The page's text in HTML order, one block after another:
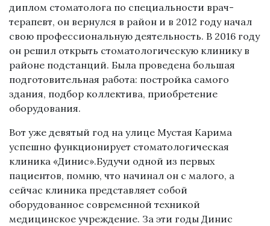
диплом стоматолога по специальности врач-
терапевт, он вернулся в район и в 2012 году начал
свою профессиональную деятельность. В 2016 году
он решил открыть стоматологическую клинику в
районе подстанций. Была проведена большая
подготовительная работа: постройка самого
здания, подбор коллектива, приобретение
оборудования.
Вот уже девятый год на улице Мустая Карима
успешно функционирует стоматологическая
клиника «Динис».Будучи одной из первых
пациентов, помню, что начинал он с малого, а
сейчас клиника представляет собой
оборудованное современной техникой
медицинское учреждение. За эти годы Динис